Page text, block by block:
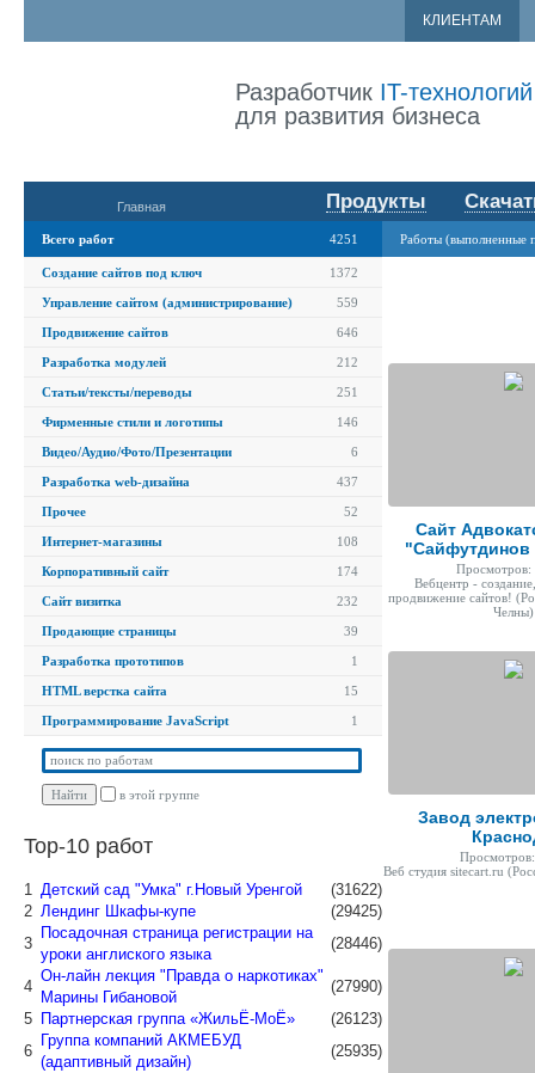
КЛИЕНТАМ
Разработчик IT-технологий
для развития бизнеса
Главная Продукты
Всего работ 4251
Создание сайтов под ключ 1372
Управление сайтом (администрирование) 559
Продвижение сайтов 646
Разработка модулей 212
Статьи/тексты/переводы 251
Фирменные стили и логотипы 146
Видео/Аудио/Фото/Презентации 6
Разработка web-дизайна 437
Прочее 52
Интернет-магазины 108
Корпоративный сайт 174
Сайт визитка 232
Продающие страницы 39
Разработка прототипов 1
HTML верстка сайта 15
Программирование JavaScript 1
в этой группе
Top-10 работ
1 Детский сад "Умка" г.Новый Уренгой
(31622)
2 Лендинг Шкафы-купе
(29425)
3
Посадочная страница регистрации на
уроки англиского языка
(28446)
4
Он-лайн лекция "Правда о наркотиках"
Марины Гибановой
(27990)
5 Партнерская группа «ЖильЁ-МоЁ»
(26123)
6
Группа компаний АКМЕБУД
(адаптивный дизайн)
(25935)
Работы (выполненные
Сайт
"Сайфутдинов
Просмотров:
Вебцентр -
продвижение сайтов!
Челны)
Завод
Веб студия sitecart.ru